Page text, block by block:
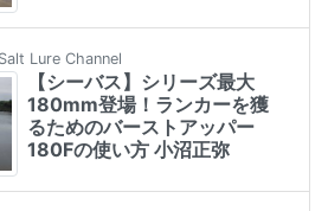
Lure Channel
【シーバス】シリーズ最大
180mm登場！ランカーを獲
るためのバーストアッパー
180Fの使い方 小沼正弥